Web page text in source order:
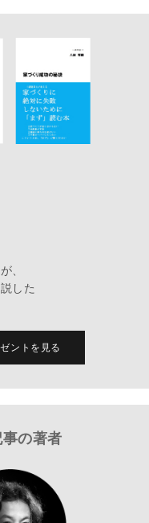
、
した
ントを見る
事の著者